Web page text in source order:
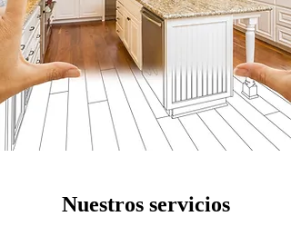
Nuestros servicios